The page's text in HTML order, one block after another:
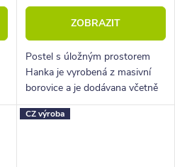
ZOBRAZIT
Postel s úložným prostorem
Hanka je vyrobená z masivní
borovice a je dodávana včetně
kvalitních lamelových roštů s
nosností až 130 kg.
CZ výroba